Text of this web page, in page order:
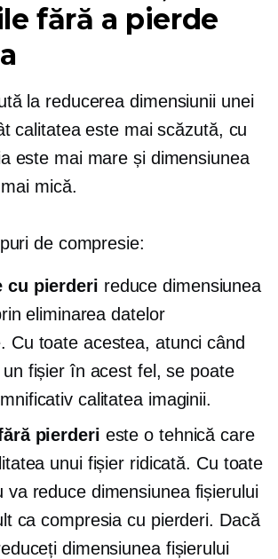
fără a pierde
la reducerea dimensiunii unei
calitatea este mai scăzută, cu
este mai mare și dimensiunea
mică.
de compresie:
cu pierderi reduce dimensiunea
eliminarea datelor
Cu toate acestea, atunci când
fișier în acest fel, se poate
calitatea imaginii.
pierderi este o tehnică care
unui fișier ridicată. Cu toate
va reduce dimensiunea fișierului
ca compresia cu pierderi. Dacă
dimensiunea fișierului